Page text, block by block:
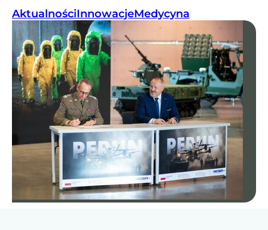
AktualnościInnowacjeMedycyna